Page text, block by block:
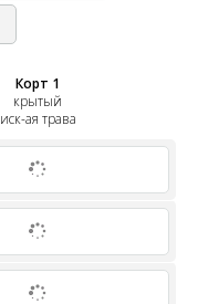
Корт 1
крытый
иск-ая трава